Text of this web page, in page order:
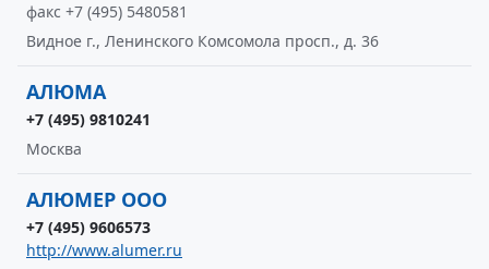
факс +7 (495) 5480581
Видное г., Ленинского Комсомола просп., д. 36
АЛЮМА
+7 (495) 9810241
Москва
АЛЮМЕР ООО
+7 (495) 9606573
http://www.alumer.ru